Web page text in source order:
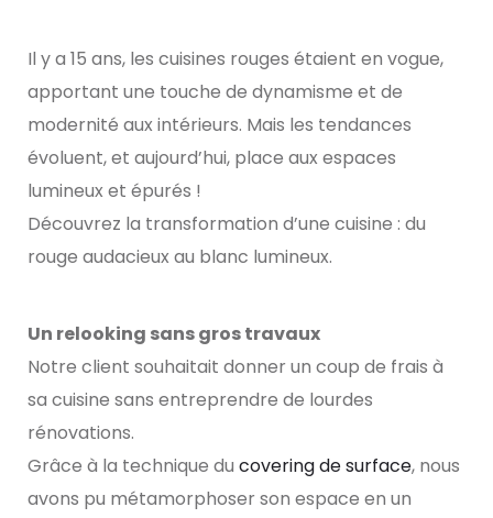
Il y a 15 ans, les cuisines rouges étaient en vogue,
apportant une touche de dynamisme et de
modernité aux intérieurs. Mais les tendances
évoluent, et aujourd’hui, place aux espaces
lumineux et épurés !
Découvrez la transformation d’une cuisine : du
rouge audacieux au blanc lumineux.
Un relooking sans gros travaux
Notre client souhaitait donner un coup de frais à
sa cuisine sans entreprendre de lourdes
rénovations.
Grâce à la technique du covering de surface, nous
avons pu métamorphoser son espace en un